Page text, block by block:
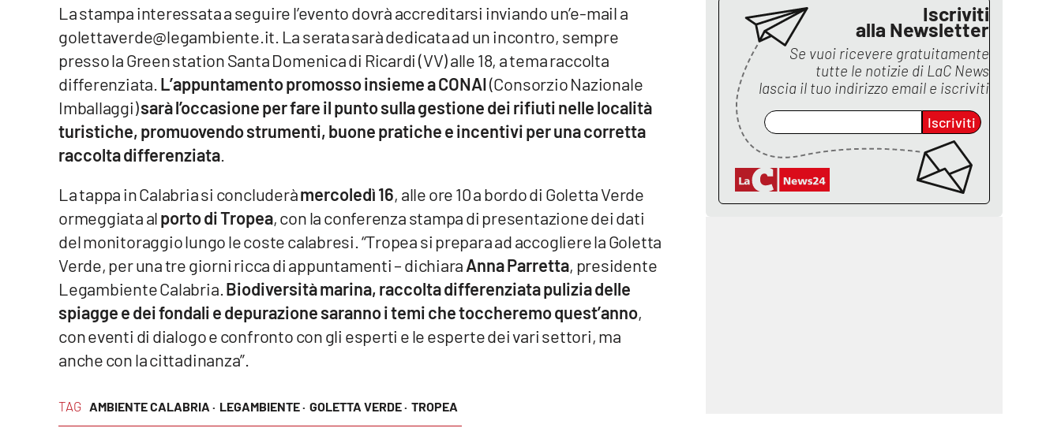
Destinazioni
Lacapitalenews.it
TAG AMBIENTE CALABRIA · LEGAMBIENTE · GOLETTA VERDE · TROPEA
La stampa interessata a seguire l’evento dovrà accreditarsi inviando un’e-mail a
golettaverde@legambiente.it. La serata sarà dedicata ad un incontro, sempre
presso la Green station Santa Domenica di Ricardi (VV) alle 18, a tema raccolta
differenziata. L’appuntamento promosso insieme a CONAI(Consorzio Nazionale
Imballaggi)sarà l’occasione per fare il punto sulla gestione dei rifiuti nelle località
turistiche, promuovendo strumenti, buone pratiche e incentivi per una corretta
raccolta differenziata
La tappa in Calabria si concluderàmercoledì 16, alle ore 10 a bordo di Goletta Verde
ormeggiata alporto di Tropea, con la conferenza stampa di presentazione dei dati
del monitoraggio lungo le coste calabresi. “Tropea si prepara ad accogliere la Goletta
Verde, per una tre giorni ricca di appuntamenti – dichiaraAnna Parretta, presidente
Legambiente Calabria. Biodiversità marina, raccolta differenziata pulizia delle
spiagge e dei fondali e depurazione saranno i temi che toccheremo quest’anno,
con eventi di dialogo e confronto con gli esperti e le esperte dei vari settori, ma
anche con la cittadinanza”.
Iscriviti
alla Newsletter
Se vuoi ricevere gratuitamente
tutte le notizie di LaC News
lascia il tuo indirizzo email e iscriviti
Iscriviti